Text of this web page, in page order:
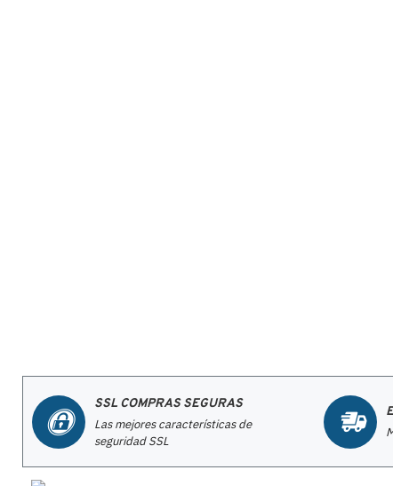
SSL COMPRAS SEGURAS
Las mejores características de
seguridad SSL